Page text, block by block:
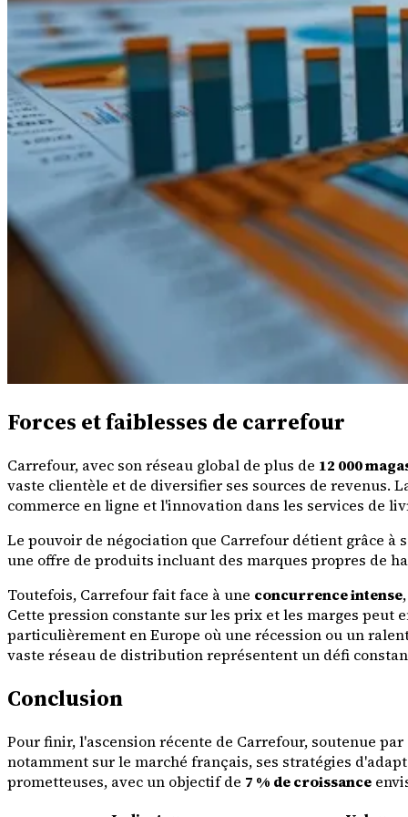
Forces et faiblesses de carrefour
Carrefour, avec son réseau global de plus de 12 000
vaste clientèle et de diversifier ses sources de revenus.
commerce en ligne et l'innovation dans les services de
Le pouvoir de négociation que Carrefour détient grâce à
une offre de produits incluant des marques propres de
Toutefois, Carrefour fait face à une concurrence intense
Cette pression constante sur les prix et les marges peut
particulièrement en Europe où une récession ou un
vaste réseau de distribution représentent un défi
Conclusion
Pour finir, l'ascension récente de Carrefour, soutenue
notamment sur le marché français, ses stratégies
prometteuses, avec un objectif de 7 % de croissance